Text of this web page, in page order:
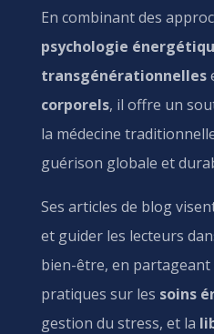
En combinant des
psychologie
transgénérationnelles
corporels, il offre un
la médecine
guérison globale et
Ses articles de blog
et guider les lecteurs
bien-être, en partageant
pratiques sur les soins
gestion du stress, et la